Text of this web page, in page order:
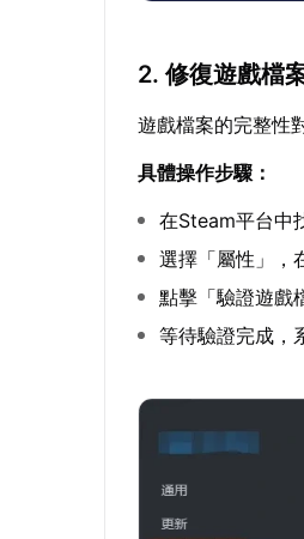
2. 修復遊戲檔
遊戲檔案的完整性
具體操作步驟：
在Steam平台中
選擇「屬性」，
點擊「驗證遊戲
等待驗證完成，